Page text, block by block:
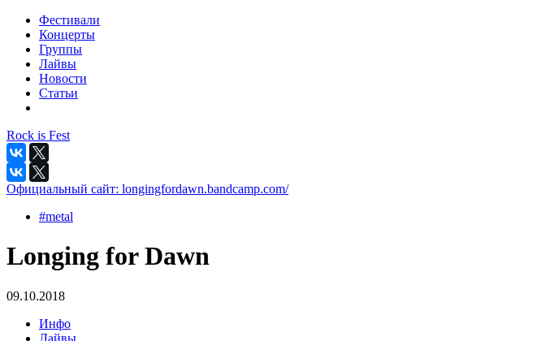
Фестивали
Концерты
Группы
Лайвы
Новости
Статьи
Rock is Fest
Официальный сайт: longingfordawn.bandcamp.com/
#metal
Longing for Dawn
09.10.2018
Инфо
Лайвы